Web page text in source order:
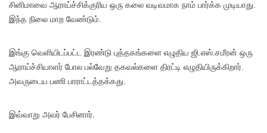
சினிமாவை ஆராய்ச்சிக்குரிய ஒரு கலை வடிவமாக நாம் பார்க்க முடியாது.
இந்த நிலை மாற வேண்டும்.
இங்கு வெளியிடப்பட்ட இரண்டு புத்தகங்களை எழுதிய ஜி.எஸ்.சமீரன் ஒரு
ஆராய்ச்சியாளர் போல பல்வேறு தகவல்களை திரட்டி எழுதியிருக்கிறார்.
அவருடைய பணி பாராட்டத்தக்கது.
இவ்வாறு அவர் பேசினார்.